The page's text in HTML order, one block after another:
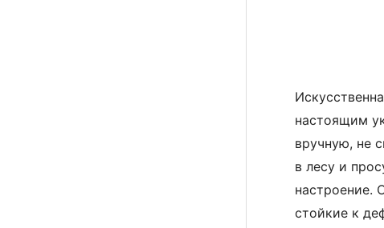
настоящим
вручную, не
в лесу и
настроение.
стойкие к